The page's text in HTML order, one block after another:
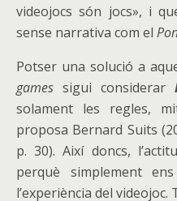
videojocs són jocs», i
sense narrativa com el
Potser una solució a
games sigui considerar
solament les regles,
proposa Bernard Suits
p. 30). Així doncs,
perquè simplement
l’experiència del